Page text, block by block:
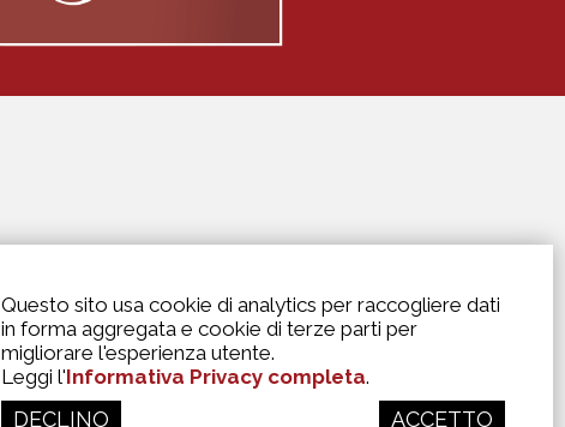
Questo sito usa cookie di analytics per raccogliere dati
in forma aggregata e cookie di terze parti per
migliorare l'esperienza utente.
Leggi l'Informativa Privacy completa.
DECLINO ACCETTO